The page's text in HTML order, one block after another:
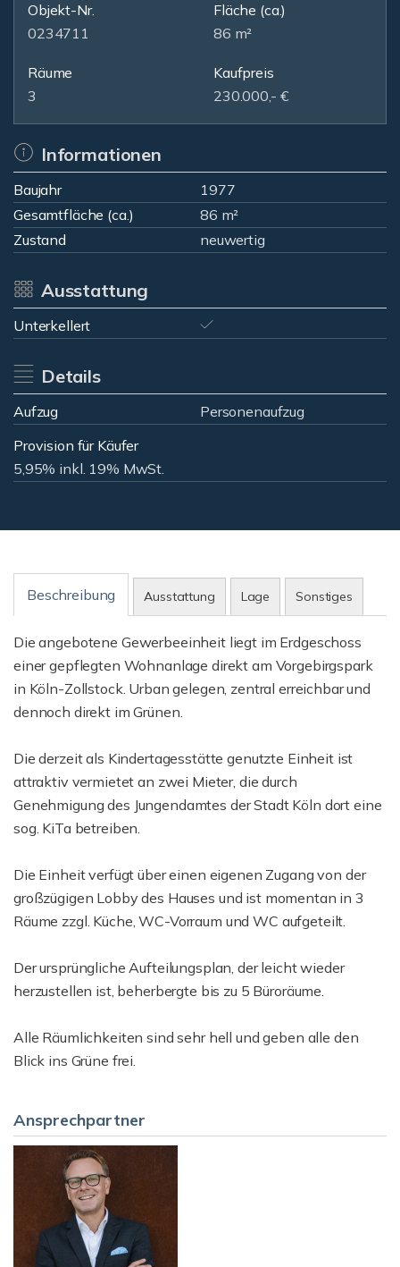
Objekt-Nr.
0234711
Fläche (ca.)
86 m²
Räume
3
Kaufpreis
230.000,- €
Informationen
Baujahr
1977
Gesamtfläche (ca.)
86 m²
Zustand
neuwertig
Ausstattung
Unterkellert
Details
Aufzug
Personenaufzug
Provision für Käufer
5,95% inkl. 19% MwSt.
Beschreibung Ausstattung Lage Sonstiges
Die angebotene Gewerbeeinheit liegt im Erdgeschoss
einer gepflegten Wohnanlage direkt am Vorgebirgspark
in Köln-Zollstock. Urban gelegen, zentral erreichbar und
dennoch direkt im Grünen.
Die derzeit als Kindertagesstätte genutzte Einheit ist
attraktiv vermietet an zwei Mieter, die durch
Genehmigung des Jungendamtes der Stadt Köln dort eine
sog. KiTa betreiben.
Die Einheit verfügt über einen eigenen Zugang von der
großzügigen Lobby des Hauses und ist momentan in 3
Räume zzgl. Küche, WC-Vorraum und WC aufgeteilt.
Der ursprüngliche Aufteilungsplan, der leicht wieder
herzustellen ist, beherbergte bis zu 5 Büroräume.
Alle Räumlichkeiten sind sehr hell und geben alle den
Blick ins Grüne frei.
Ansprechpartner